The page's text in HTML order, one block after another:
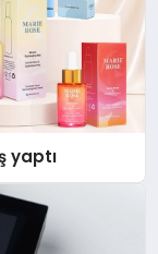
yaptı